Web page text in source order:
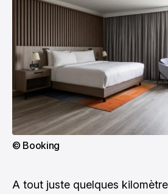
© Booking
A tout juste quelques